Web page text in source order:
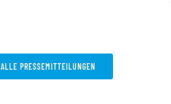
ALLE PRESSEMITTEILUNGEN